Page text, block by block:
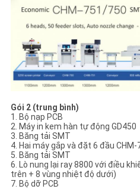
Gói 2 (trung bình)
1. Bộ nạp PCB
2. Máy in kem hàn tự động GD450
3. Băng tải SMT
4. Hai máy gắp và đặt 6 đầu
5. Băng tải SMT
6. Lò nung lại ray 8800 với điều
trên + 8 vùng nhiệt độ dưới)
7. Bộ dỡ PCB